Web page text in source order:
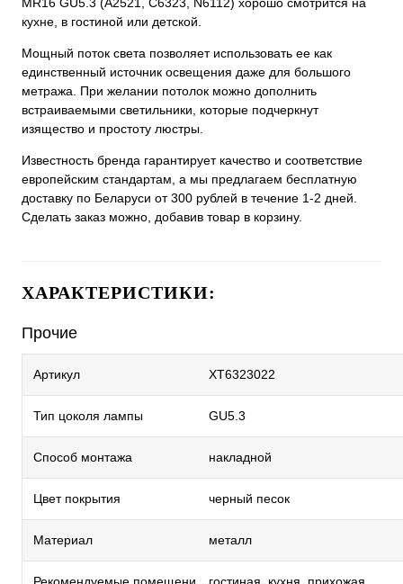
кухне, в гостиной или детской.
Мощный поток света позволяет использовать ее как
единственный источник освещения даже для большого
метража. При желании потолок можно дополнить
встраиваемыми светильники, которые подчеркнут
изящество и простоту люстры.
Известность бренда гарантирует качество и соответствие
европейским стандартам, а мы предлагаем бесплатную
доставку по Беларуси от 300 рублей в течение 1-2 дней.
Сделать заказ можно, добавив товар в корзину.
ХАРАКТЕРИСТИКИ:
Прочие
Артикул XT6323022
Тип цоколя лампы GU5.3
Способ монтажа накладной
Цвет покрытия черный песок
Материал металл